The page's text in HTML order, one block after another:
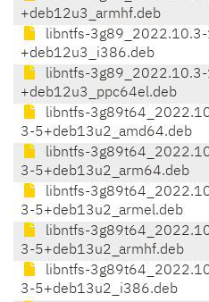
+deb12u3_armhf.deb
libntfs-3g89_2022.10.3-
+deb12u3_i386.deb
libntfs-3g89_2022.10.3-
+deb12u3_ppc64el.deb
libntfs-
3-5+deb13u2_amd64.deb
libntfs-
3-5+deb13u2_arm64.deb
libntfs-
3-5+deb13u2_armel.deb
libntfs-
3-5+deb13u2_armhf.deb
libntfs-
3-5+deb13u2_i386.deb